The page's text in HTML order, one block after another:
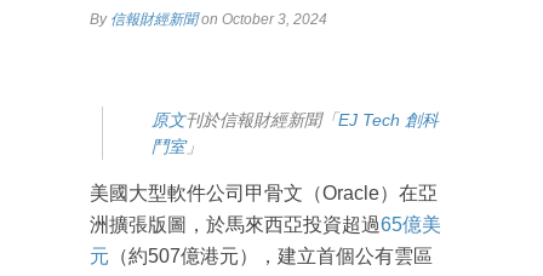
By 信報財經新聞on October 3, 2024
原文刊於信報財經新聞「EJ Tech 創科
鬥室」
美國大型軟件公司甲骨文（Oracle）在亞
洲擴張版圖，於馬來西亞投資超過65億美
元 （約507億港元），建立首個公有雲區